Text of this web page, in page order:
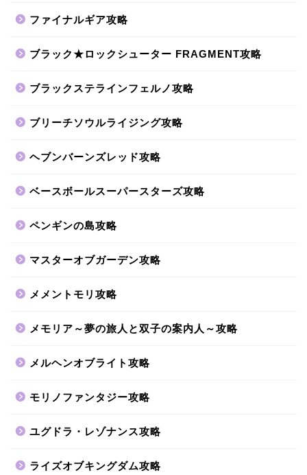
ファイナルギア攻略
ブラック★ロックシューター FRAGMENT攻略
ブラックステラインフェルノ攻略
ブリーチソウルライジング攻略
ヘブンバーンズレッド攻略
ベースボールスーパースターズ攻略
ペンギンの島攻略
マスターオブガーデン攻略
メメントモリ攻略
メモリア～夢の旅人と双子の案内人～攻略
メルヘンオブライト攻略
モリノファンタジー攻略
ユグドラ・レゾナンス攻略
ライズオブキングダム攻略